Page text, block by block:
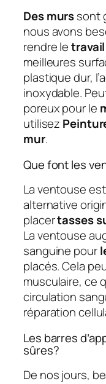
Des murssont
nous avons
rendre le
meilleures
plastique dur,
inoxydable.
poreux pour le
utilisez
mur.
Que font les
La ventouse est
alternative
placertasses
La ventouse
sanguine pour
placés. Cela
musculaire, ce
circulation
réparation
Les barres
sûres?
De nos jours,